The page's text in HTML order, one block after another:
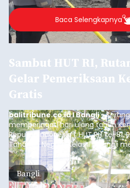
Baca Selengkapnya
Sambut HUT RI,
Gelar Pemeriksaan
Gratis
balitribune.co.id I Bangli -
memperingati hari ulang tahun
Republik Indonesia ( HUT RI) ke-81,
Tahanan Negara Kelas II B Bangli
kegiatan pemeriksaan kesehatan
(6/8/2026).
Bangli